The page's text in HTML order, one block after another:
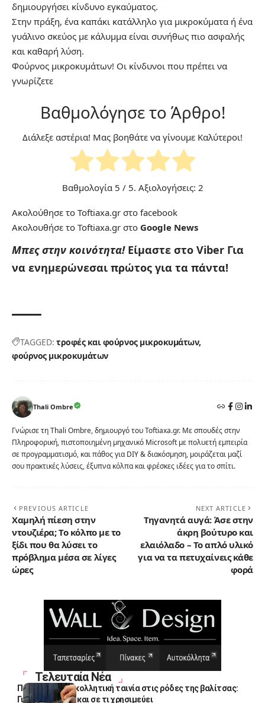
δημιουργήσει κίνδυνο εγκαύματος.
Στην πράξη, ένα καπάκι κατάλληλο για μικροκύματα ή ένα
γυάλινο σκεύος με κάλυμμα είναι συνήθως πιο ασφαλής
και καθαρή λύση.
Φούρνος μικροκυμάτων! Οι κίνδυνοι που πρέπει να
γνωρίζετε
Βαθμολόγησε το Άρθρο!
Διάλεξε αστέρια! Μας βοηθάτε να γίνουμε Καλύτεροι!
Βαθμολογία 5 / 5. Αξιολογήσεις: 2
Ακολούθησε το Toftiaxa.gr στο facebook
Ακολουθήσε το Toftiaxa.gr στο Google News
Μπες στην κοινότητα! Είμαστε στο Viber Για
να ενημερώνεσαι πρώτος για τα πάντα!
TAGGED: τροφές και φούρνος μικροκυμάτων
φούρνος μικροκυμάτων
Thali Ombre
Γνώρισε τη Thali Ombre, δημιουργό του Toftiaxa.gr. Με σπουδές στην
Πληροφορική, πιστοποιημένη μηχανικό Microsoft με πολυετή εμπειρία
σε προγραμματισμό, και πάθος για DIY & διακόσμηση, μοιράζεται μαζί
σου πρακτικές λύσεις, έξυπνα κόλπα και φρέσκες ιδέες για το σπίτι.
PREVIOUS ARTICLE
Χαμηλή πίεση στην
ντουζιέρα; Το κόλπο με το
ξίδι που θα λύσει το
πρόβλημα μέσα σε λίγες
ώρες
NEXT ARTICLE
Τηγανητά αυγά: Άσε στην
άκρη βούτυρο και
ελαιόλαδο – Το απλό υλικό
για να τα πετυχαίνεις κάθε
φορά
Τελευταία Νέα
Πολλοί βάζουν κολλητική ταινία στις ρόδες της βαλίτσας:
Γιατί το κάνουν και σε τι χρησιμεύει